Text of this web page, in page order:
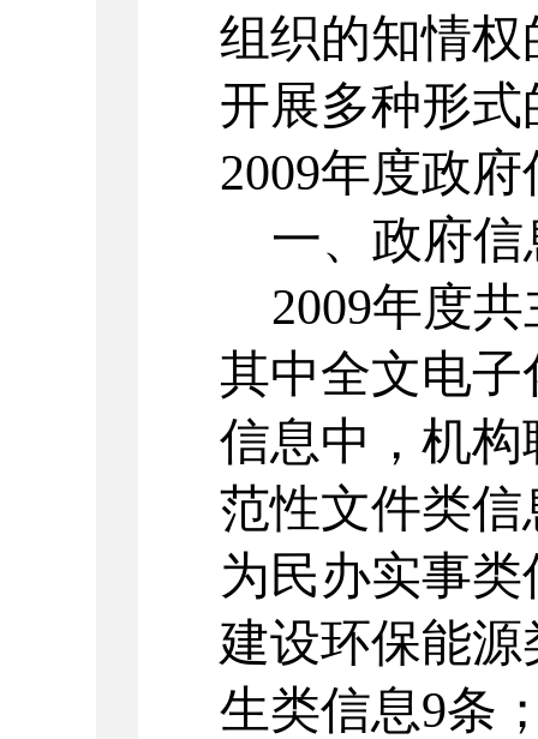
组织的知情
开展多种形
2009年度政
一、政府
2009年度
其中全文电子
信息中，机
范性文件类信
为民办实事
建设环保能
生类信息9条